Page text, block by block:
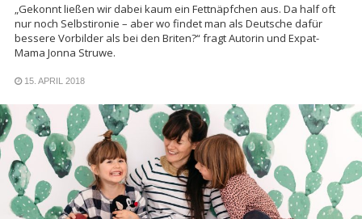
„Gekonnt ließen wir dabei kaum ein Fettnäpfchen aus. Da half oft
nur noch Selbstironie – aber wo findet man als Deutsche dafür
bessere Vorbilder als bei den Briten?“ fragt Autorin und Expat-
Mama Jonna Struwe.
15. APRIL 2018